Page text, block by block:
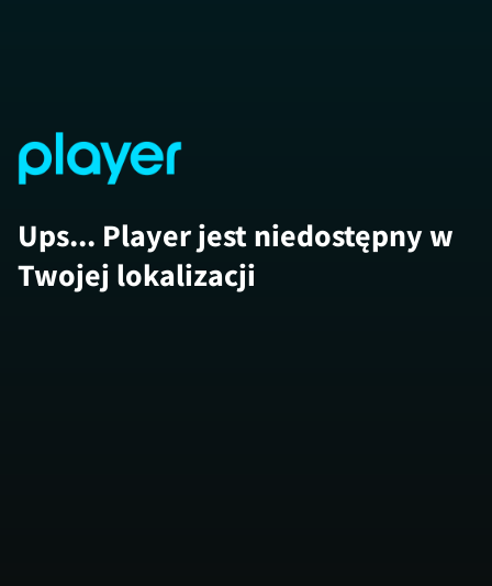
Ups... Player jest niedostępny w
Twojej lokalizacji